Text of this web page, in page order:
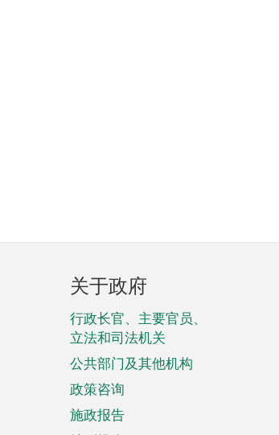
页
脚
菜
单
关于政府
行政长官、主要官员、
立法和司法机关
公共部门及其他机构
政策咨询
施政报告